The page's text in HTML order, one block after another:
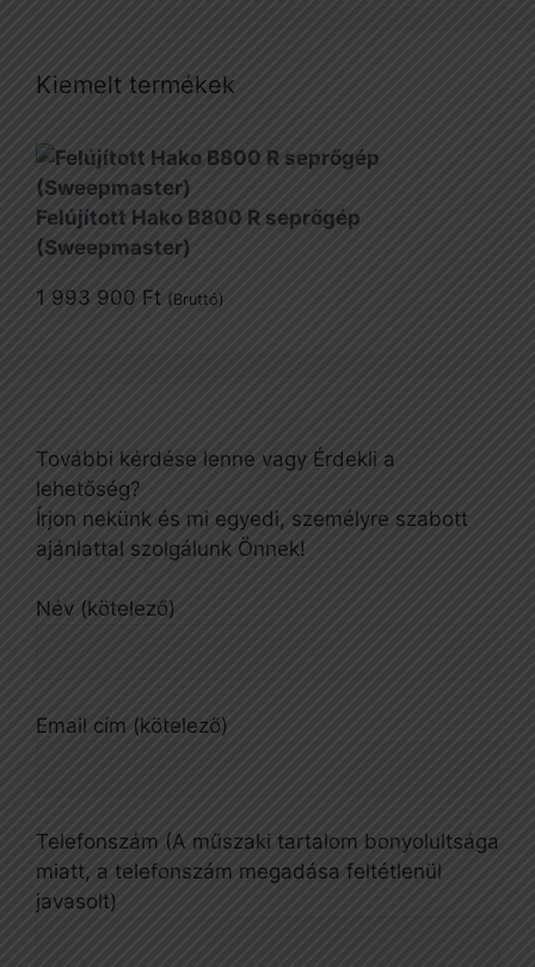
Kiemelt termékek
Felújított Hako B800 R seprőgép
(Sweepmaster)
1 993 900 Ft (Bruttó)
További kérdése lenne vagy Érdekli a
lehetőség?
Írjon nekünk és mi egyedi, személyre szabott
ajánlattal szolgálunk Önnek!
Név (kötelező)
Email cím (kötelező)
Telefonszám (A műszaki tartalom bonyolultsága
miatt, a telefonszám megadása feltétlenül
javasolt)